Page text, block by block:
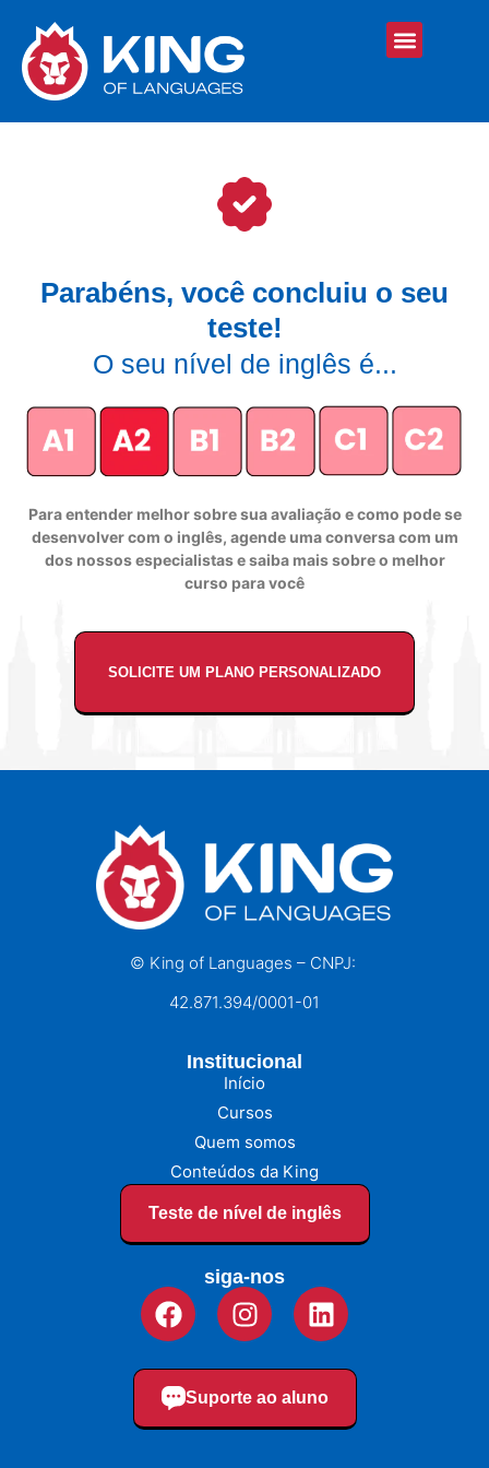
Parabéns, você concluiu o seu
teste!
O seu nível de inglês é...
Para entender melhor sobre sua avaliação e como pode se
desenvolver com o inglês, agende uma conversa com um
dos nossos especialistas e saiba mais sobre o melhor
curso para você
SOLICITE UM PLANO PERSONALIZADO
© King of Languages – CNPJ:
42.871.394/0001-01
Institucional
Início
Cursos
Quem somos
Conteúdos da King
Teste de nível de inglês
siga-nos
Suporte ao aluno